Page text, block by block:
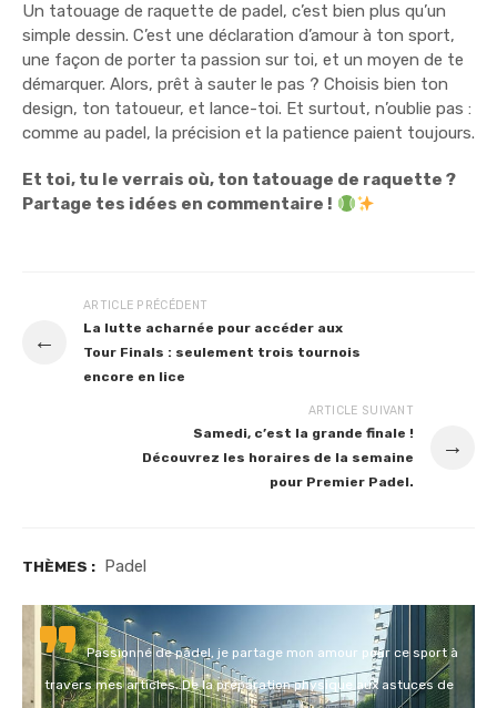
Un tatouage de raquette de padel, c’est bien plus qu’un
simple dessin. C’est une déclaration d’amour à ton sport,
une façon de porter ta passion sur toi, et un moyen de te
démarquer. Alors, prêt à sauter le pas ? Choisis bien ton
design, ton tatoueur, et lance-toi. Et surtout, n’oublie pas :
comme au padel, la précision et la patience paient toujours.
Et toi, tu le verrais où, ton tatouage de raquette ?
Partage tes idées en commentaire !
←
ARTICLE PRÉCÉDENT
La lutte acharnée pour accéder aux
Tour Finals : seulement trois tournois
encore en lice
ARTICLE SUIVANT
Samedi, c’est la grande finale !
Découvrez les horaires de la semaine
pour Premier Padel.
→
THÈMES : Padel
Passionné de padel, je partage mon amour pour ce sport à
travers mes articles. De la préparation physique aux astuces de